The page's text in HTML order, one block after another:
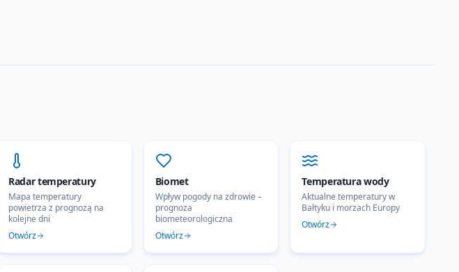
Radar temperatury
Mapa temperatury
powietrza z prognozą na
kolejne dni
Otwórz
Biomet
Wpływ pogody na zdrowie –
prognoza
biometeorologiczna
Otwórz
Temperatura wody
Aktualne temperatury w
Bałtyku i morzach Europy
Otwórz